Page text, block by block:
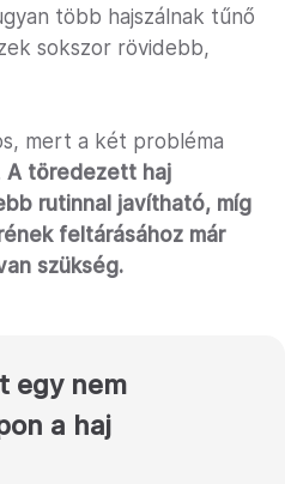
több hajszálnak tűnő
sokszor rövidebb,
mert a két probléma
A töredezett haj
rutinnal javítható, míg
feltárásához már
szükség.
egy nem
a haj